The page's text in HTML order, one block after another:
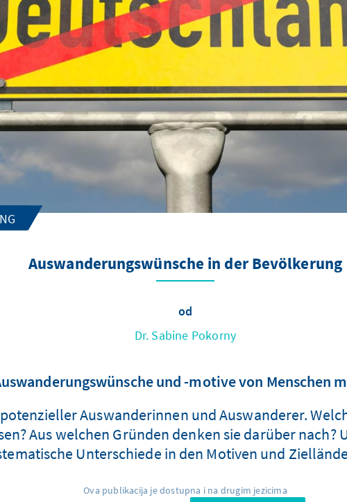
Auswanderungswünsche in der Bevölkerung
od
Dr. Sabine Pokorny
und -motive von Menschen
Auswanderinnen und Auswanderer.
Aus welchen Gründen denken sie darüber nach?
Unterschiede in den Motiven und
Ova publikacija je dostupna i na drugim jezicima